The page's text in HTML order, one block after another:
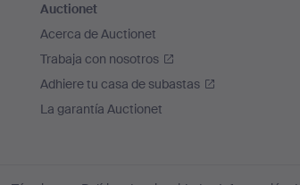
Auctionet
Acerca de Auctionet
Trabaja con nosotros
Adhiere tu casa de subastas
La garantía Auctionet